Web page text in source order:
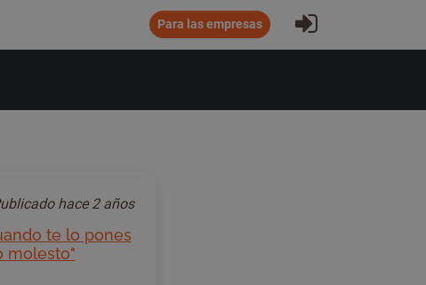
Para las empresas Iniciar sesión
hace 2 años
te lo pones
molesto"